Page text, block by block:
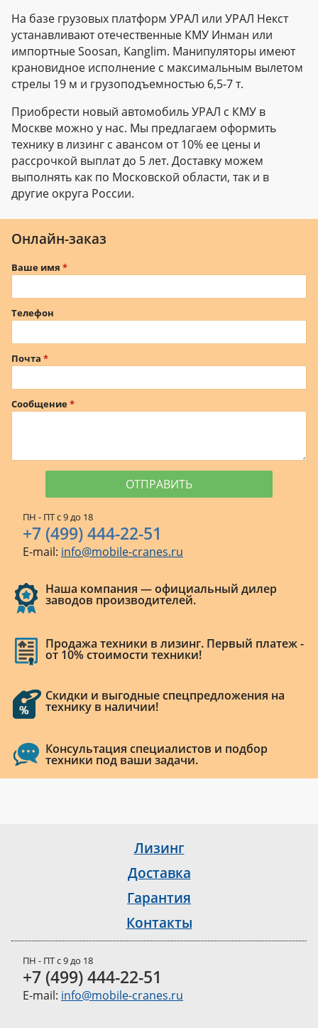
На базе грузовых платформ УРАЛ или УРАЛ Некст
устанавливают отечественные КМУ Инман или
импортные Soosan, Kanglim. Манипуляторы имеют
крановидное исполнение с максимальным вылетом
стрелы 19 м и грузоподъемностью 6,5-7 т.
Приобрести новый автомобиль УРАЛ с КМУ в
Москве можно у нас. Мы предлагаем оформить
технику в лизинг с авансом от 10% ее цены и
рассрочкой выплат до 5 лет. Доставку можем
выполнять как по Московской области, так и в
другие округа России.
Онлайн-заказ
Ваше имя
Телефон
Почта
Сообщение
ПН - ПТ с 9 до 18
+7 (499) 444-22-51
E-mail: info@mobile-cranes.ru
Наша компания — официальный дилер
заводов производителей.
Продажа техники в лизинг. Первый платеж -
от 10% стоимости техники!
Скидки и выгодные спецпредложения на
технику в наличии!
Консультация специалистов и подбор
техники под ваши задачи.
Лизинг
Доставка
Гарантия
Контакты
ПН - ПТ с 9 до 18
+7 (499) 444-22-51
E-mail: info@mobile-cranes.ru